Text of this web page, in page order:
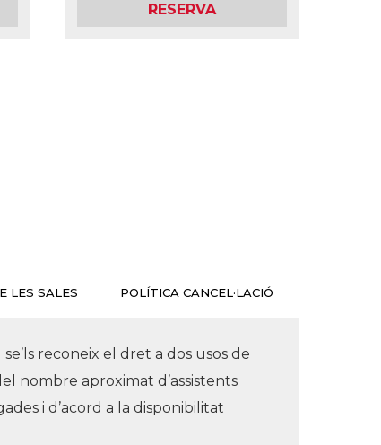
RESERVA
LES SALES POLÍTICA CANCEL·LACIÓ
reconeix el dret a dos usos de
nombre aproximat d’assistents
i d’acord a la disponibilitat